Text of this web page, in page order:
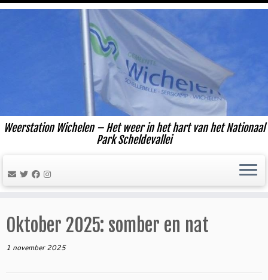
Ga
Weerstation Wichelen – Het weer in het hart van het Nationaal
Park Scheldevallei
Oktober 2025: somber en nat
1 november 2025